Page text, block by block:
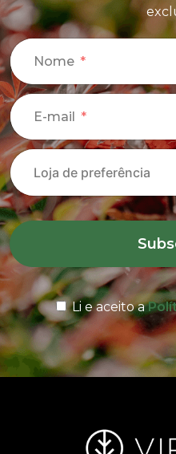
Nome
E-mail
Li e aceito a